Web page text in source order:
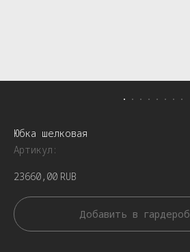
Юбка шелковая
Артикул:
23660,00 RUB
Добавить в гардероб